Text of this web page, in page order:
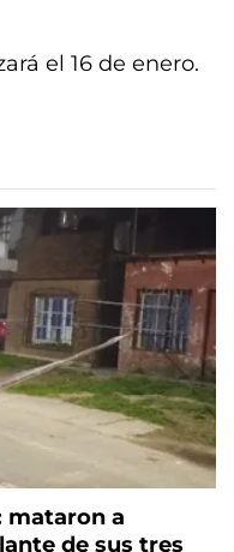
el 16 de enero.
mataron a
de sus tres